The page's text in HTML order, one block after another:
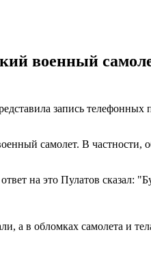
военный
запись телефонных
самолет. В частности,
на это Пулатов сказал:
а в обломках самолета и